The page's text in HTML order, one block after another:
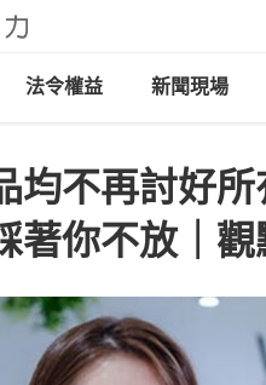
法令權益 新聞現場
均不再討好
著你不放｜觀